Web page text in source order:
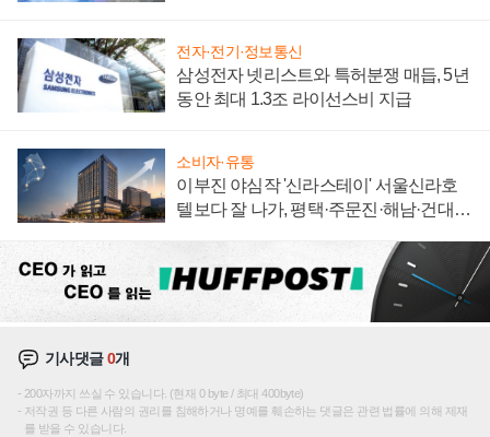
전자·전기·정보통신
삼성전자 넷리스트와 특허분쟁 매듭, 5년
동안 최대 1.3조 라이선스비 지급
소비자·유통
이부진 야심작 '신라스테이' 서울신라호
텔보다 잘 나가, 평택·주문진·해남·건대로
기사댓글0개
200자까지 쓰실 수 있습니다. (현재 0 byte / 최대 400byte)
저작권 등 다른 사람의 권리를 침해하거나 명예를 훼손하는 댓글은 관련 법률에 의해 제재
를 받을 수 있습니다.